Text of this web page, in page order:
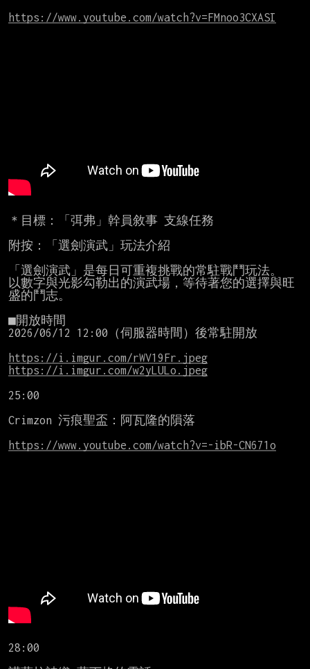
https://www.youtube.com/watch?v=FMnoo3CXASI
＊目標：「弭弗」幹員敘事 支線任務
附按：「選劍演武」玩法介紹
「選劍演武」是每日可重複挑戰的常駐戰鬥玩法。
以數字與光影勾勒出的演武場，等待著您的選擇與旺
盛的鬥志。
■開放時間
2026/06/12 12:00（伺服器時間）後常駐開放
https://i.imgur.com/rWV19Fr.jpeg
https://i.imgur.com/w2yLULo.jpeg
25:00
Crimzon 污痕聖盃：阿瓦隆的隕落
https://www.youtube.com/watch?v=-ibR-CN671o
28:00